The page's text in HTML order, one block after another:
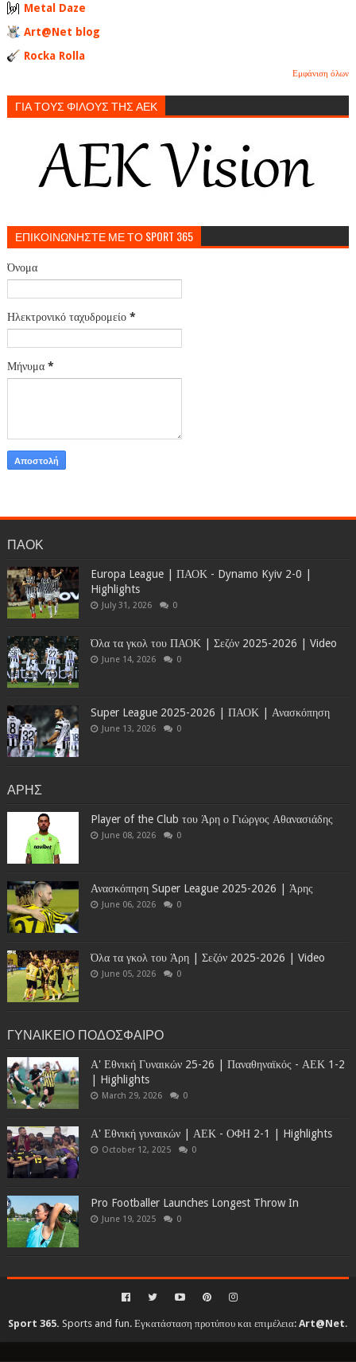
Metal Daze
Art@Net blog
Rocka Rolla
Εμφάνιση όλων
ΓΙΑ ΤΟΥΣ ΦΙΛΟΥΣ ΤΗΣ ΑΕΚ
ΕΠΙΚΟΙΝΩΝΗΣΤΕ ΜΕ ΤΟ SPORT 365
Όνομα
Ηλεκτρονικό ταχυδρομείο *
Μήνυμα *
ΠΑΟΚ
Europa League | ΠΑΟΚ - Dynamo Kyiv 2-0 |
Highlights
July 31, 2026 0
Όλα τα γκολ του ΠΑΟΚ | Σεζόν 2025-2026 | Video
June 14, 2026 0
Super League 2025-2026 | ΠΑΟΚ | Ανασκόπηση
June 13, 2026 0
ΑΡΗΣ
Player of the Club του Άρη ο Γιώργος Αθανασιάδης
June 08, 2026 0
Ανασκόπηση Super League 2025-2026 | Άρης
June 06, 2026 0
Όλα τα γκολ του Άρη | Σεζόν 2025-2026 | Video
June 05, 2026 0
ΓΥΝΑΙΚΕΙΟ ΠΟΔΟΣΦΑΙΡΟ
Α' Εθνική Γυναικών 25-26 | Παναθηναϊκός - ΑΕΚ 1-2
| Highlights
March 29, 2026 0
Α' Εθνική γυναικών | ΑΕΚ - ΟΦΗ 2-1 | Highlights
October 12, 2025 0
Pro Footballer Launches Longest Throw In
June 19, 2025 0
Sport 365. Sports and fun. Εγκατάσταση προτύπου και επιμέλεια:Art@Net.